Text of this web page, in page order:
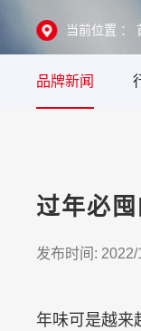
当前位置 ：
品牌新闻
过年必
发布时间:
年味可是越来